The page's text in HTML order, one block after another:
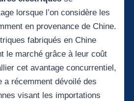
lorsque l’on considère les
en provenance de Chine.
fabriqués en Chine
le marché grâce à leur coût
cet avantage concurrentiel,
a récemment dévoilé des
visant les importations